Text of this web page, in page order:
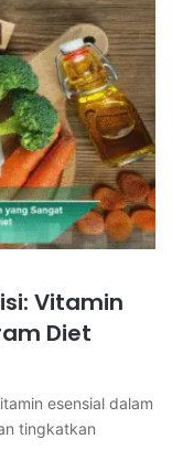
Vitamin
Diet
esensial dalam
tingkatkan